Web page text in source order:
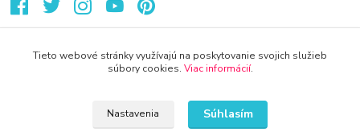
Tieto webové stránky využívajú na poskytovanie svojich služieb
súbory cookies. Viac informácií.
Nastavenia Súhlasím